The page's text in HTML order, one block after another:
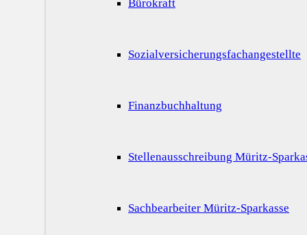
Bürokraft
Sozialversicherungsfachangestellte
Finanzbuchhaltung
Stellenausschreibung Müritz-
Sachbearbeiter Müritz-Sparkasse